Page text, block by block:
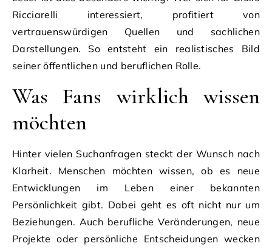
Ricciarelli interessiert, profitiert von
vertrauenswürdigen Quellen und sachlichen
Darstellungen. So entsteht ein realistisches Bild
seiner öffentlichen und beruflichen Rolle.
Was Fans wirklich wissen
möchten
Hinter vielen Suchanfragen steckt der Wunsch nach
Klarheit. Menschen möchten wissen, ob es neue
Entwicklungen im Leben einer bekannten
Persönlichkeit gibt. Dabei geht es oft nicht nur um
Beziehungen. Auch berufliche Veränderungen, neue
Projekte oder persönliche Entscheidungen wecken